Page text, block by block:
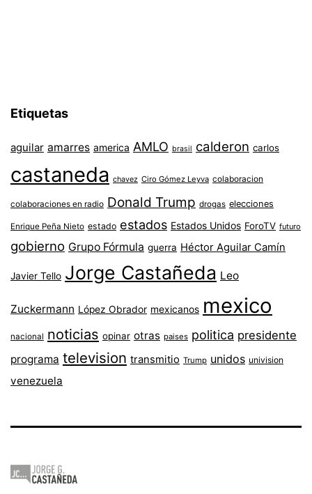
Etiquetas
aguilar amarres america AMLO brasil calderon carlos
castaneda chavez Ciro Gómez Leyva colaboracion
colaboraciones en radio Donald Trump drogas elecciones
Enrique Peña Nieto estado estados Estados Unidos ForoTV futuro
gobierno Grupo Fórmula guerra Héctor Aguilar Camín
Javier Tello Jorge Castañeda Leo
Zuckermann López Obrador mexicanos mexico
nacional noticias opinar otras paises politica presidente
programa television transmitio Trump unidos univision
venezuela